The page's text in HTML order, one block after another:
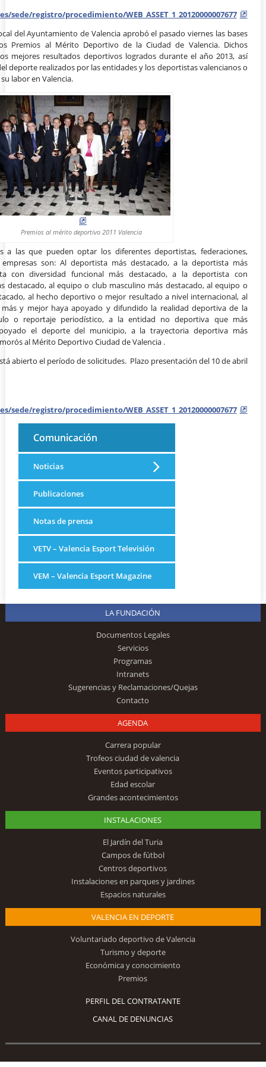
sede/registro/procedimiento/WEB_ASSET_1_20120000007677
del Ayuntamiento de Valencia aprobó el pasado viernes las bases
Premios al Mérito Deportivo de la Ciudad de Valencia. Dichos
mejores resultados deportivos logrados durante el año 2013, así
deporte realizados por las entidades y los deportistas valencianos o
labor en Valencia.
Premios al mérito deportivo 2011 Valencia
a las que pueden optar los diferentes deportistas, federaciones,
son: Al deportista más destacado, a la deportista más
con diversidad funcional más destacado, a la deportista con
destacado, al equipo o club masculino más destacado, al equipo o
al hecho deportivo o mejor resultado a nivel internacional, al
y mejor haya apoyado y difundido la realidad deportiva de la
o reportaje periodístico, a la entidad no deportiva que más
el deporte del municipio, a la trayectoria deportiva más
al Mérito Deportivo Ciudad de Valencia .
abierto el período de solicitudes. Plazo presentación del 10 de abril
sede/registro/procedimiento/WEB_ASSET_1_20120000007677
Comunicación
Noticias
Publicaciones
Notas de prensa
VETV – Valencia Esport Televisión
VEM – Valencia Esport Magazine
LA FUNDACIÓN
Documentos Legales
Servicios
Programas
Intranets
Sugerencias y Reclamaciones/Quejas
Contacto
AGENDA
Carrera popular
Trofeos ciudad de valencia
Eventos participativos
Edad escolar
Grandes acontecimientos
INSTALACIONES
El Jardín del Turia
Campos de fútbol
Centros deportivos
Instalaciones en parques y jardines
Espacios naturales
VALENCIA EN DEPORTE
Voluntariado deportivo de Valencia
Turismo y deporte
Económica y conocimiento
Premios
PERFIL DEL CONTRATANTE
CANAL DE DENUNCIAS